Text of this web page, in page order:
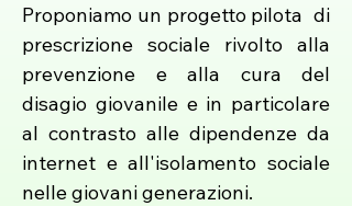
Proponiamo un progetto pilota di
prescrizione sociale rivolto alla
prevenzione e alla cura del
disagio giovanile e in particolare
al contrasto alle dipendenze da
internet e all'isolamento sociale
nelle giovani generazioni.